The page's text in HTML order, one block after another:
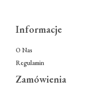
Informacje
O Nas
Regulamin
Zamówienia